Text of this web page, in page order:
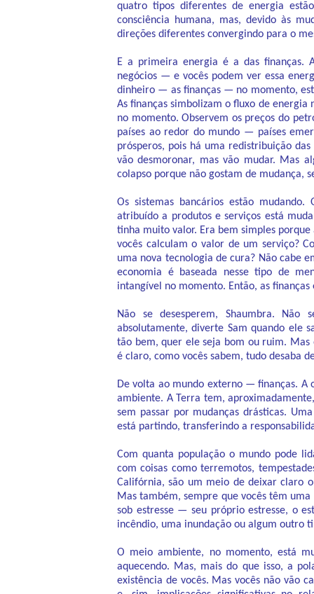
quatro tipos diferentes de energia
consciência humana, mas, devido às
direções diferentes convergindo para o
E a primeira energia é a das finanças.
negócios — e vocês podem ver essa
dinheiro — as finanças — no momento,
As finanças simbolizam o fluxo de energia
no momento. Observem os preços do
países ao redor do mundo — países
prósperos, pois há uma redistribuição
vão desmoronar, mas vão mudar. Mas
colapso porque não gostam de mudança,
Os sistemas bancários estão
atribuído a produtos e serviços está
tinha muito valor. Era bem simples
vocês calculam o valor de um serviço?
uma nova tecnologia de cura? Não cabe
economia é baseada nesse tipo de
intangível no momento. Então, as
Não se desesperem, Shaumbra.
absolutamente, diverte Sam quando ele
tão bem, quer ele seja bom ou ruim.
é claro, como vocês sabem, tudo desaba
De volta ao mundo externo — finanças. A
ambiente. A Terra tem,
sem passar por mudanças drásticas.
está partindo, transferindo a
Com quanta população o mundo pode
com coisas como terremotos,
Califórnia, são um meio de deixar claro
Mas também, sempre que vocês têm
sob estresse — seu próprio estresse, o
incêndio, uma inundação ou algum outro
O meio ambiente, no momento, está
aquecendo. Mas, mais do que isso, a
existência de vocês. Mas vocês não vão